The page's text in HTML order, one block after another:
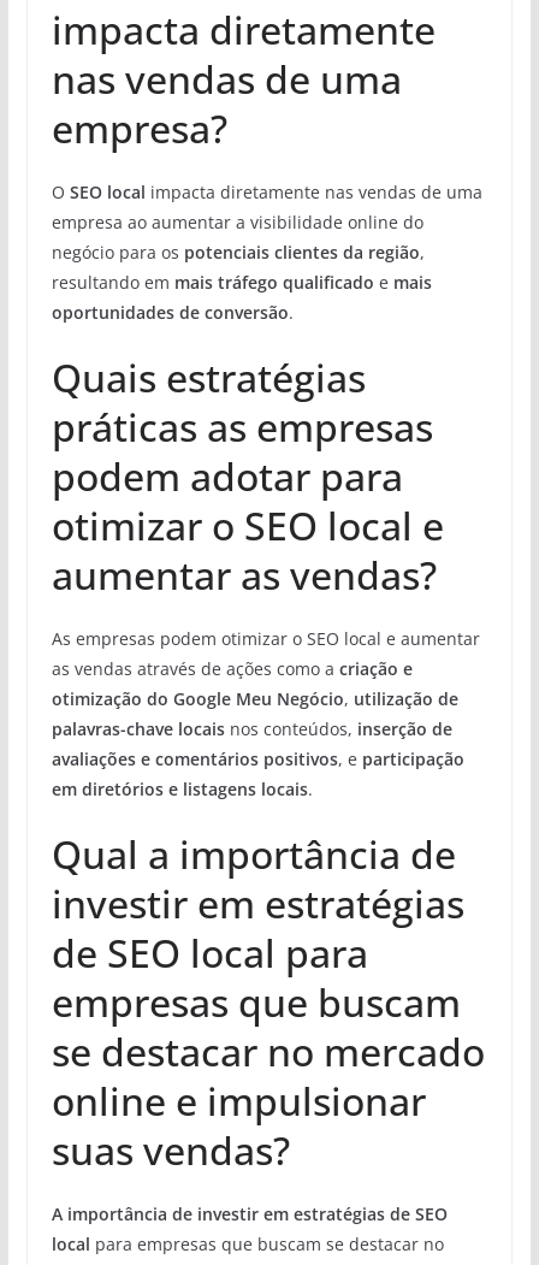
impacta diretamente
nas vendas de uma
empresa?
O SEO local impacta diretamente nas vendas de uma
empresa ao aumentar a visibilidade online do
negócio para os potenciais clientes da região,
resultando em mais tráfego qualificado e mais
oportunidades de conversão.
Quais estratégias
práticas as empresas
podem adotar para
otimizar o SEO local e
aumentar as vendas?
As empresas podem otimizar o SEO local e aumentar
as vendas através de ações como a criação e
otimização do Google Meu Negócio, utilização de
palavras-chave locaisnos conteúdos, inserção de
avaliações e comentários positivos, e participação
em diretórios e listagens locais.
Qual a importância de
investir em estratégias
de SEO local para
empresas que buscam
se destacar no mercado
online e impulsionar
suas vendas?
A importância de investir em estratégias de SEO
local para empresas que buscam se destacar no